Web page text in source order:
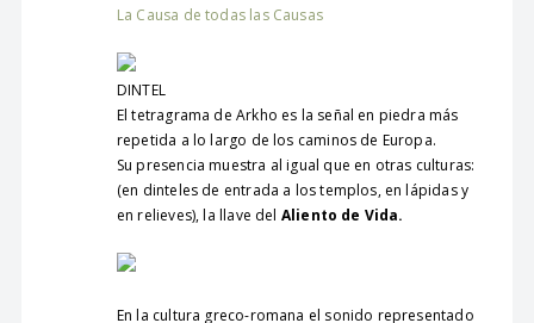
La Causa de todas las Causas
DINTEL
El tetragrama de Arkho es la señal en piedra más
repetida a lo largo de los caminos de Europa.
Su presencia muestra al igual que en otras culturas:
(en dinteles de entrada a los templos, en lápidas y
en relieves), la llave del Aliento de Vida.
En la cultura greco-romana el sonido representado